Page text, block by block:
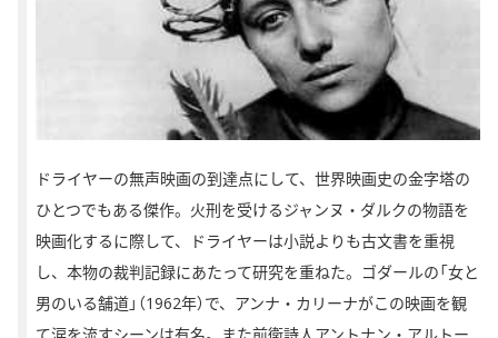
ドライヤーの無声映画の到達点にして、世界映画史の金字塔の
ひとつでもある傑作。火刑を受けるジャンヌ・ダルクの物語を
映画化するに際して、ドライヤーは小説よりも古文書を重視
し、本物の裁判記録にあたって研究を重ねた。ゴダールの「女と
男のいる舗道」（1962年）で、アンナ・カリーナがこの映画を観